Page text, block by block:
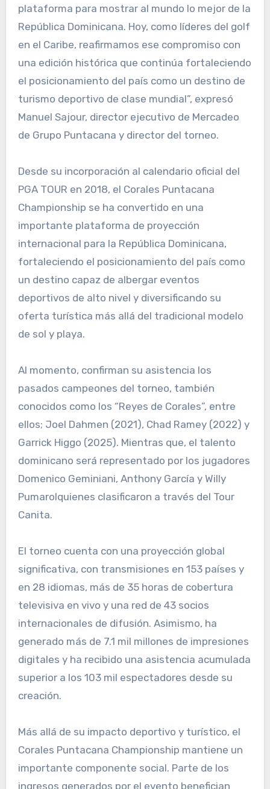
plataforma para mostrar al mundo lo mejor de la
República Dominicana. Hoy, como líderes del golf
en el Caribe, reafirmamos ese compromiso con
una edición histórica que continúa fortaleciendo
el posicionamiento del país como un destino de
turismo deportivo de clase mundial”, expresó
Manuel Sajour, director ejecutivo de Mercadeo
de Grupo Puntacana y director del torneo.
Desde su incorporación al calendario oficial del
PGA TOUR en 2018, el Corales Puntacana
Championship se ha convertido en una
importante plataforma de proyección
internacional para la República Dominicana,
fortaleciendo el posicionamiento del país como
un destino capaz de albergar eventos
deportivos de alto nivel y diversificando su
oferta turística más allá del tradicional modelo
de sol y playa.
Al momento, confirman su asistencia los
pasados campeones del torneo, también
conocidos como los “Reyes de Corales”, entre
ellos; Joel Dahmen (2021), Chad Ramey (2022) y
Garrick Higgo (2025). Mientras que, el talento
dominicano será representado por los jugadores
Domenico Geminiani, Anthony García y Willy
Pumarolquienes clasificaron a través del Tour
Canita.
El torneo cuenta con una proyección global
significativa, con transmisiones en 153 países y
en 28 idiomas, más de 35 horas de cobertura
televisiva en vivo y una red de 43 socios
internacionales de difusión. Asimismo, ha
generado más de 7.1 mil millones de impresiones
digitales y ha recibido una asistencia acumulada
superior a los 103 mil espectadores desde su
creación.
Más allá de su impacto deportivo y turístico, el
Corales Puntacana Championship mantiene un
importante componente social. Parte de los
ingresos generados por el evento benefician